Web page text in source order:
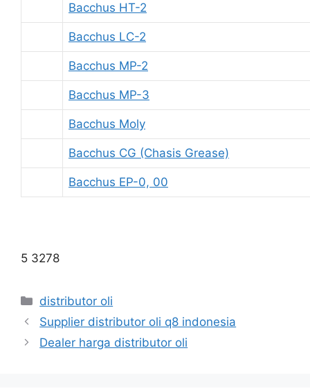
Bacchus HT-2
Bacchus LC-2
Bacchus MP-2
Bacchus MP-3
Bacchus Moly
Bacchus CG (Chasis Grease)
Bacchus EP-0, 00
5 3278
distributor oli
Supplier distributor oli q8 indonesia
Dealer harga distributor oli